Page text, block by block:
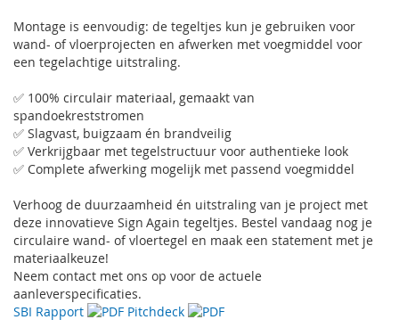
Montage is eenvoudig: de tegeltjes kun je gebruiken voor
wand- of vloerprojecten en afwerken met voegmiddel voor
een tegelachtige uitstraling.
✅ 100% circulair materiaal, gemaakt van
spandoekreststromen
✅ Slagvast, buigzaam én brandveilig
✅ Verkrijgbaar met tegelstructuur voor authentieke look
✅ Complete afwerking mogelijk met passend voegmiddel
Verhoog de duurzaamheid én uitstraling van je project met
deze innovatieve Sign Again tegeltjes. Bestel vandaag nog je
circulaire wand- of vloertegel en maak een statement met je
materiaalkeuze!
Neem contact met ons op voor de actuele
aanleverspecificaties.
SBI Rapport
Pitchdeck